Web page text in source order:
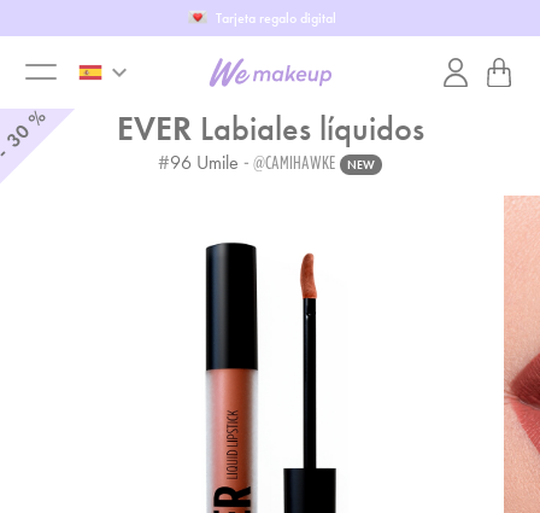
Tarjeta regalo digital
toggle
keyboard_arrow_down
% EVERLabiales líquidos
#96 Umile - @CAMIHAWKE NEW